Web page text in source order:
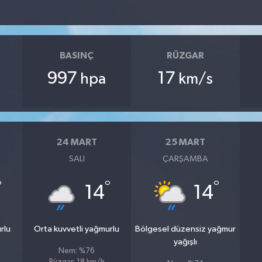
BASINÇ
997 hpa
RÜZGAR
17 km/s
24 MART
SALI
14°
Orta kuvvetli yağmurlu
Nem: %76
25 MART
ÇARŞAMBA
14°
Bölgesel düzensiz yağmur
yağışlı